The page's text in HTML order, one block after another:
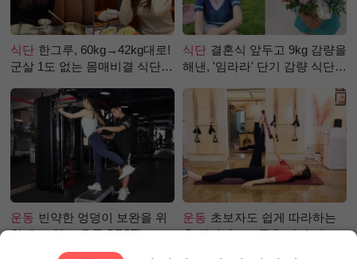
식단 한그루, 60kg→42kg대로!
군살 1도 없는 몸매비결 식단
식단 결혼식 앞두고 9kg 감량을
해낸, '임라라' 단기 감량 식단
운동 빈약한 엉덩이 보완을 위
한 초보 헬스 운동 BEST!
운동 초보자도 쉽게 따라하는
홈 필라테스 – 곧은 다리 라인